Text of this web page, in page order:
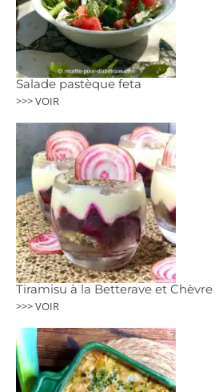
Salade pastèque feta
>>> VOIR
Tiramisu à la Betterave et Chèvre
>>> VOIR